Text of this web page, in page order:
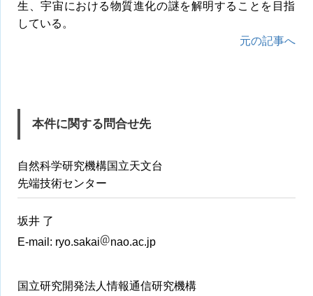
生、宇宙における物質進化の謎を解明することを目指
している。
元の記事へ
本件に関する問合せ先
自然科学研究機構国立天文台
先端技術センター
坂井 了
E-mail: ryo.sakai nao.ac.jp
国立研究開発法人情報通信研究機構